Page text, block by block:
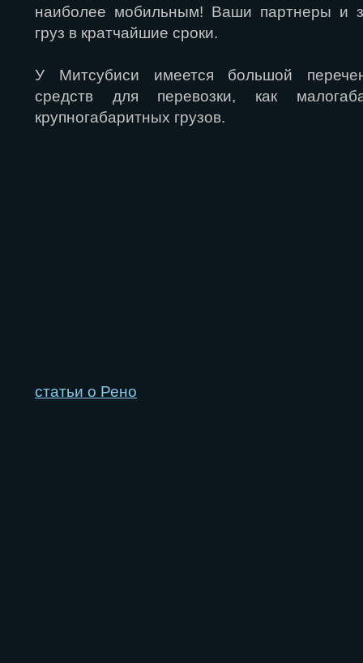
наиболее мобильным! Ваши партнеры и
груз в кратчайшие сроки.
У Митсубиси имеется большой
средств для перевозки, как
крупногабаритных грузов.
статьи о Рено